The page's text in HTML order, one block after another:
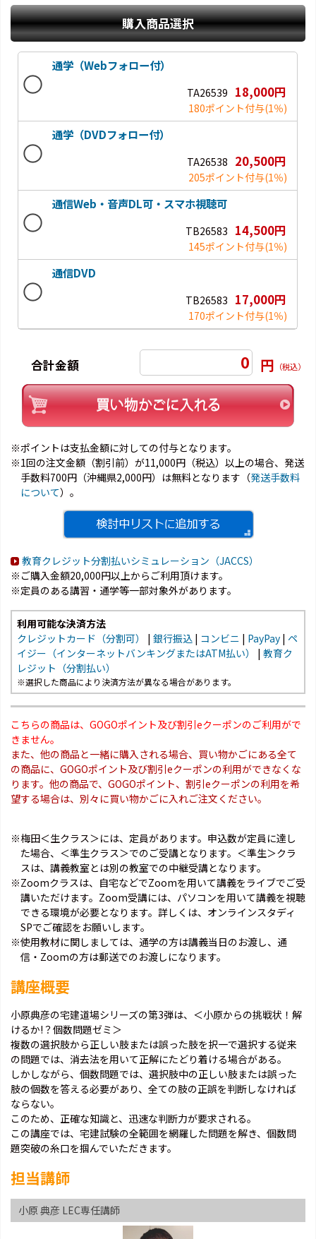
購入商品選択
通学（Webフォロー付）
TA26539 18,000円
180ポイント付与(1％)
通学（DVDフォロー付）
TA26538 20,500円
205ポイント付与(1％)
通信Web・音声DL可・スマホ視聴可
TB26583 14,500円
145ポイント付与(1％)
通信DVD
TB26583 17,000円
170ポイント付与(1％)
合計金額 0 円 （税込）
※ポイントは支払金額に対しての付与となります。
※1回の注文金額（割引前）が11,000円（税込）以上の場合、発送
手数料700円（沖縄県2,000円）は無料となります（発送手数料
について）。
教育クレジット分割払いシミュレーション（JACCS）
※ご購入金額20,000円以上からご利用頂けます。
※定員のある講習・通学等一部対象外があります。
利用可能な決済方法
クレジットカード（分割可）
| 銀行振込 | コンビニ | PayPay | ペ
イジー（インターネットバンキングまたはATM払い）
| 教育ク
レジット（分割払い）
※選択した商品により決済方法が異なる場合があります。
こちらの商品は、GOGOポイント及び割引eクーポンのご利用がで
きません。
また、他の商品と一緒に購入される場合、買い物かごにある全て
の商品に、GOGOポイント及び割引eクーポンの利用ができなくな
ります。他の商品で、GOGOポイント、割引eクーポンの利用を希
望する場合は、別々に買い物かごに入れご注文ください。
※梅田＜生クラス＞には、定員があります。申込数が定員に達し
た場合、＜準生クラス＞でのご受講となります。＜準生＞クラ
スは、講義教室とは別の教室での中継受講となります。
※Zoomクラスは、自宅などでZoomを用いて講義をライブでご受
講いただけます。Zoom受講には、パソコンを用いて講義を視聴
できる環境が必要となります。詳しくは、オンラインスタディ
SPでご確認をお願いします。
※使用教材に関しましては、通学の方は講義当日のお渡し、通
信・Zoomの方は郵送でのお渡しになります。
講座概要
小原典彦の宅建道場シリーズの第3弾は、＜小原からの挑戦状！解
けるか!？個数問題ゼミ＞
複数の選択肢から正しい肢または誤った肢を択一で選択する従来
の問題では、消去法を用いて正解にたどり着ける場合がある。
しかしながら、個数問題では、選択肢中の正しい肢または誤った
肢の個数を答える必要があり、全ての肢の正誤を判断しなければ
ならない。
このため、正確な知識と、迅速な判断力が要求される。
この講座では、宅建試験の全範囲を網羅した問題を解き、個数問
題突破の糸口を掴んでいただきます。
担当講師
小原 典彦 LEC専任講師